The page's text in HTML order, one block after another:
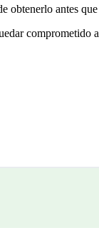
obtenerlo antes
comprometido